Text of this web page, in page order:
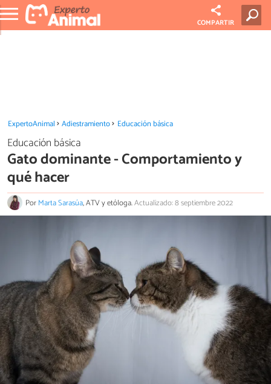
COMPARTIR
ExpertoAnimal Adiestramiento Educación básica
Educación básica
Gato dominante - Comportamiento y
qué hacer
PorMarta Sarasúa, ATV y etóloga.Actualizado: 8 septiembre 2022